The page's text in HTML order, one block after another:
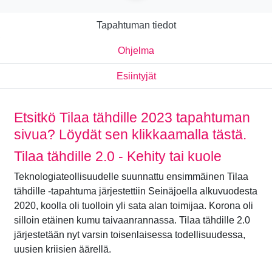
Tapahtuman tiedot
Ohjelma
Esiintyjät
Etsitkö Tilaa tähdille 2023 tapahtuman
sivua? Löydät sen klikkaamalla tästä.
Tilaa tähdille 2.0 - Kehity tai kuole
Teknologiateollisuudelle suunnattu ensimmäinen Tilaa
tähdille -tapahtuma järjestettiin Seinäjoella alkuvuodesta
2020, koolla oli tuolloin yli sata alan toimijaa. Korona oli
silloin etäinen kumu taivaanrannassa. Tilaa tähdille 2.0
järjestetään nyt varsin toisenlaisessa todellisuudessa,
uusien kriisien äärellä.